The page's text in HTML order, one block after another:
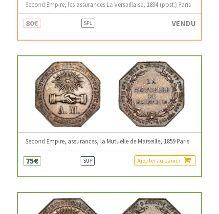
Second Empire, les assurances La Versaillaise, 1834 (post.) Paris
80€ SPL VENDU
Second Empire, assurances, la Mutuelle de Marseille, 1859 Paris
75€ SUP Ajouter au panier